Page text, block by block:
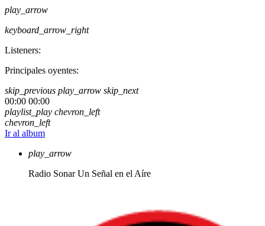
play_arrow
keyboard_arrow_right
Listeners:
Principales oyentes:
skip_previous play_arrow skip_next
00:00 00:00
playlist_play chevron_left
chevron_left
Ir al album
play_arrow
Radio Sonar Un Señal en el Aíre